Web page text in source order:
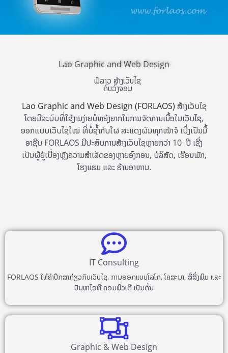
Lao Graphic and Web Design
ຟໍລາວ ສ້າງເວັບໄຊ
ຄົບວົງຈອນ
Lao Graphic and Web Design (FORLAOS) ສ້າງເວັບໄຊ
ໂດຍມີລະບົບທີ່ໃຊ້ງານງ່າຍບໍ່ຫຍຸ້ງຍາກໃນການຈັດການເນື້ອໃນເວັບໄຊ,
ອອກແບບເວັບໄຊໃໝ່ ທີ່ບໍ່ຊ້ຳກັບໃຜ ສະແດງຜົນທຸກໜ້າຈໍ ເບີ່ງເປັນມື້
ອາຊີບ FORLAOS ມີປະສົບການສ້າງເວັບໄຊຫຼາຍກວ່າ 10 ປີ ເຊີ່ງ
ເປັນຜູ້ຢູ່ເບື່ອງຫຼັງຄວາມສຳເລັດຂອງຫຼາຍອົງກອນ, ບໍລິສັດ, ເຮືອນພັກ,
ໂຮງແຮມ ແລະ ຮ້ານອາຫານ.
IT Consulting
FORLAOS ໃຫ້ຄຳປຶກສາກ່ຽວກັບເວັບໄຊ, ການອອກແບບໂລໂກ, ໂຄສະນາ, ສື່ສິ່ງພິມ ແລະ
ປັນຫາໄອທີ ຄອມພິວເຕີ ເປັນຕົ້ນ
Graphic & Web Design